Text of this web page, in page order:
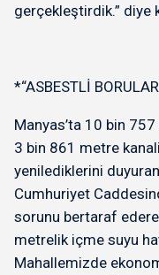
gerçekleştirdik.” diye
*“ASBESTLİ
Manyas’ta 10 bin
3 bin 861 metre
yenilediklerini duyuran
Cumhuriyet
sorunu bertaraf
metrelik içme suyu
Mahallemizde